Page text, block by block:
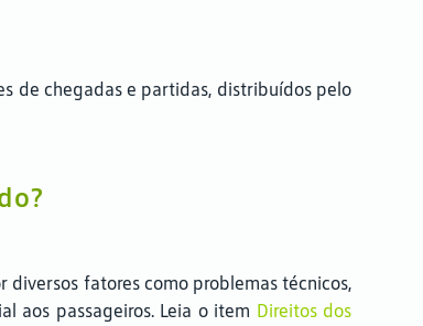
de chegadas e partidas, distribuídos pelo
fatores como problemas técnicos,
aos passageiros. Leia o item Direitos dos